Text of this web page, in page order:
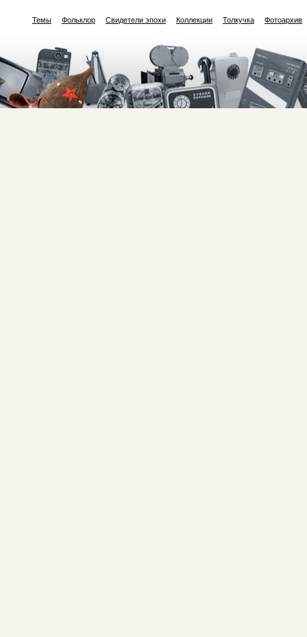
Темы Фольклор Свидетели эпохи Коллекции Толкучка Фотоархив